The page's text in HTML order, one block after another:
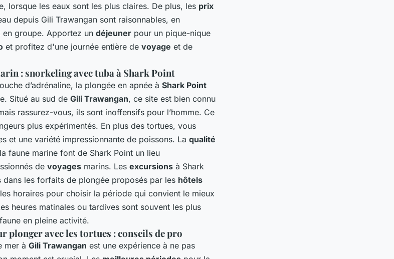
lorsque les eaux sont les plus claires. De plus, les prix
depuis Gili Trawangan sont raisonnables, en
groupe. Apportez un déjeuner pour un pique-nique
et profitez d'une journée entière de voyage et de
: snorkeling avec tuba à Shark Point
d’adrénaline, la plongée en apnée à Shark Point
Situé au sud de Gili Trawangan, ce site est bien connu
rassurez-vous, ils sont inoffensifs pour l’homme. Ce
plus expérimentés. En plus des tortues, vous
et une variété impressionnante de poissons. La qualité
faune marine font de Shark Point un lieu
de voyages marins. Les excursions à Shark
dans les forfaits de plongée proposés par les hôtels
horaires pour choisir la période qui convient le mieux
heures matinales ou tardives sont souvent les plus
en pleine activité.
plonger avec les tortues : conseils de pro
mer à Gili Trawangan est une expérience à ne pas